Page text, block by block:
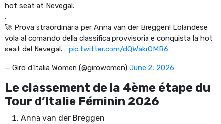
hot seat at Nevegal.
.
🚀 Prova straordinaria per Anna van der Breggen! L’olandese
vola al comando della classifica provvisoria e conquista la hot
seat del Nevegal.… pic.twitter.com/dQWakrOMB6
— Giro d’Italia Women (@girowomen) June 2, 2026
Le classement de la 4ème étape du
Tour d’Italie Féminin 2026
Anna van der Breggen